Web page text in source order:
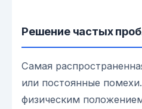
Решение частых
Самая
или постоянные
физическим